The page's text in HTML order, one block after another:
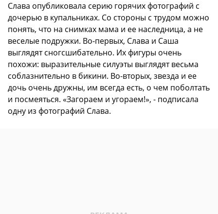
Слава опубликовала серию горячих фотографий с
дочерью в купальниках. Со стороны с трудом можно
понять, что на снимках мама и ее наследница, а не
веселые подружки. Во-первых, Слава и Саша
выглядят сногсшибательно. Их фигуры очень
похожи: выразительные силуэты выглядят весьма
соблазнительно в бикини. Во-вторых, звезда и ее
дочь очень дружны, им всегда есть, о чем поболтать
и посмеяться. «Загораем и угораем!», - подписала
одну из фотографий Слава.